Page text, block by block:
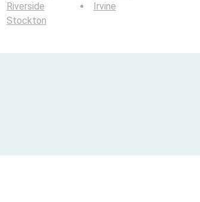
Riverside
Stockton
Irvine